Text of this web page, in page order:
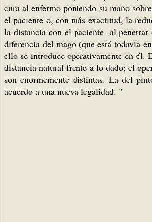
cura al enfermo poniendo su mano
el paciente o, con más exactitud, la
la distancia con el paciente -al
diferencia del mago (que está todavía
ello se introduce operativamente en él.
distancia natural frente a lo dado; el
son enormemente distintas. La del
acuerdo a una nueva legalidad. "